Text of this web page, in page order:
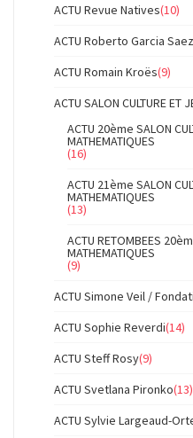
ACTU Revue Natives(10)
ACTU Roberto Garcia Saez
ACTU Romain Kroës(9)
ACTU SALON CULTURE ET
ACTU 20ème SALON
MATHEMATIQUES
(16)
ACTU 21ème SALON
MATHEMATIQUES
(13)
ACTU RETOMBEES
MATHEMATIQUES
(9)
ACTU Simone Veil /
ACTU Sophie Reverdi(14)
ACTU Steff Rosy(9)
ACTU Svetlana Pironko(13)
ACTU Sylvie Largeaud-